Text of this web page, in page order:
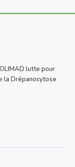
lutte pour
la Drépanocytose